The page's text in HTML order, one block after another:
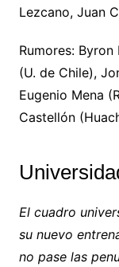
Lezcano, Juan
Rumores:
(U. de Chile),
Eugenio Mena
Castellón
El cuadro
su nuevo
no pase las